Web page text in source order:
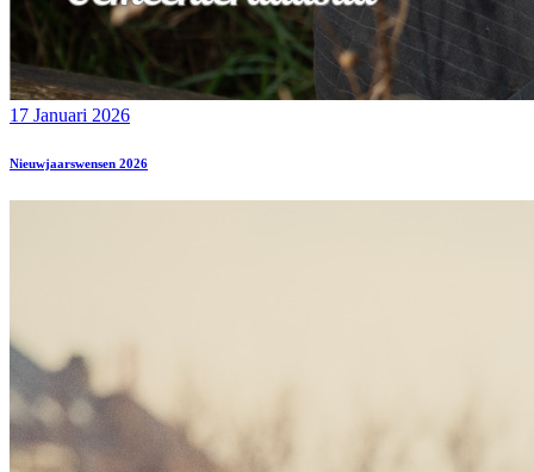
17 Januari 2026
Nieuwjaarswensen 2026